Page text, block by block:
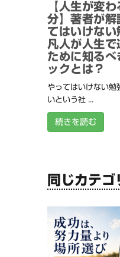
【人生が変
分】著者が解
てはいけな
凡人が人生で
ために知るべ
ックとは？
やってはいけない勉
いという社 ...
続きを読む
同じカテ